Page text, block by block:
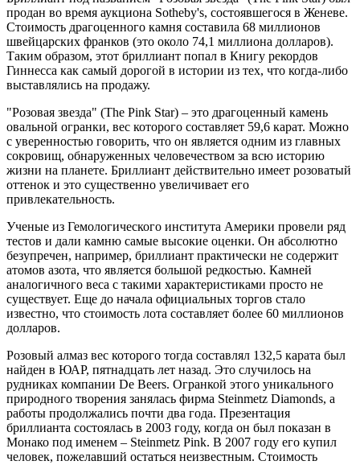
продан во время аукциона Sotheby's, состоявшегося в Женеве.
Стоимость драгоценного камня составила 68 миллионов
швейцарских франков (это около 74,1 миллиона долларов).
Таким образом, этот бриллиант попал в Книгу рекордов
Гиннесса как самый дорогой в истории из тех, что когда-либо
выставлялись на продажу.
"Розовая звезда" (The Pink Star) – это драгоценный камень
овальной огранки, вес которого составляет 59,6 карат. Можно
с уверенностью говорить, что он является одним из главных
сокровищ, обнаруженных человечеством за всю историю
жизни на планете. Бриллиант действительно имеет розоватый
оттенок и это существенно увеличивает его
привлекательность.
Ученые из Гемологического института Америки провели ряд
тестов и дали камню самые высокие оценки. Он абсолютно
безупречен, например, бриллиант практически не содержит
атомов азота, что является большой редкостью. Камней
аналогичного веса с такими характеристиками просто не
существует. Еще до начала официальных торгов стало
известно, что стоимость лота составляет более 60 миллионов
долларов.
Розовый алмаз вес которого тогда составлял 132,5 карата был
найден в ЮАР, пятнадцать лет назад. Это случилось на
рудниках компании De Beers. Огранкой этого уникального
природного творения занялась фирма Steinmetz Diamonds, а
работы продолжались почти два года. Презентация
бриллианта состоялась в 2003 году, когда он был показан в
Монако под именем – Steinmetz Pink. В 2007 году его купил
человек, пожелавший остаться неизвестным. Стоимость